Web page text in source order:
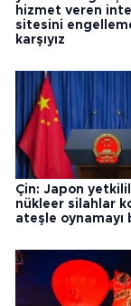
hizmet veren
sitesini
karşıyız
Çin: Japon
nükleer silahlar
ateşle oynamayı